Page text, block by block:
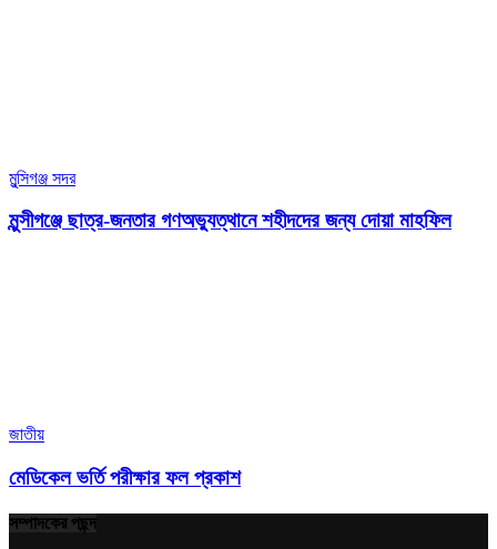
মুন্সিগঞ্জ সদর
মুন্সীগঞ্জে ছাত্র-জনতার গণঅভ্যুত্থানে শহীদদের জন্য দোয়া মাহফিল
জাতীয়
মেডিকেল ভর্তি পরীক্ষার ফল প্রকাশ
সম্পাদকের পছন্দ